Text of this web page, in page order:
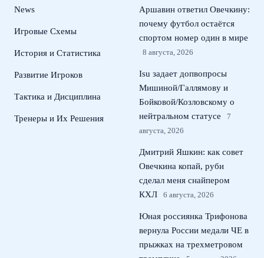
News
Игровые Схемы
История и Статистика
Развитие Игроков
Тактика и Дисциплина
Тренеры и Их Решения
Аршавин ответил Овечкину:
почему футбол остаётся
спортом номер один в мире
8 августа, 2026
Isu задает допвопросы
Мишиной/Галлямову и
Бойковой/Козловскому о
нейтральном статусе
7
августа, 2026
Дмитрий Яшкин: как совет
Овечкина копай, руби
сделал меня снайпером
КХЛ
6 августа, 2026
Юная россиянка Трифонова
вернула России медали ЧЕ в
прыжках на трехметровом